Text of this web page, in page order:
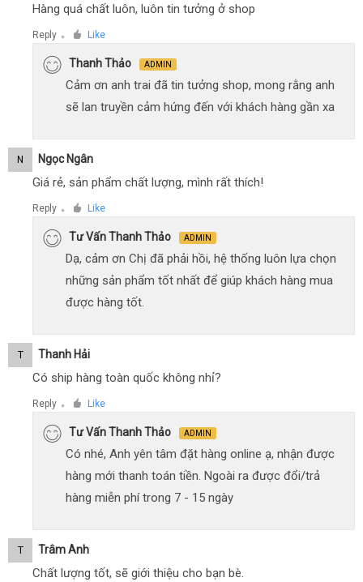
Hàng quá chất luôn, luôn tin tưởng ở shop
Reply ● Like
Thanh Thảo ADMIN
Cảm ơn anh trai đã tin tưởng shop, mong rằng anh
sẽ lan truyền cảm hứng đến với khách hàng gần xa
N Ngọc Ngân
Giá rẻ, sản phẩm chất lượng, mình rất thích!
Reply ● Like
Tư Vấn Thanh Thảo ADMIN
Dạ, cảm ơn Chị đã phải hồi, hệ thống luôn lựa chọn
những sản phẩm tốt nhất để giúp khách hàng mua
được hàng tốt.
T Thanh Hải
Có ship hàng toàn quốc không nhỉ?
Reply ● Like
Tư Vấn Thanh Thảo ADMIN
Có nhé, Anh yên tâm đặt hàng online ạ, nhận được
hàng mới thanh toán tiền. Ngoài ra được đổi/trả
hàng miễn phí trong 7 - 15 ngày
T Trâm Anh
Chất lượng tốt, sẽ giới thiệu cho bạn bè.